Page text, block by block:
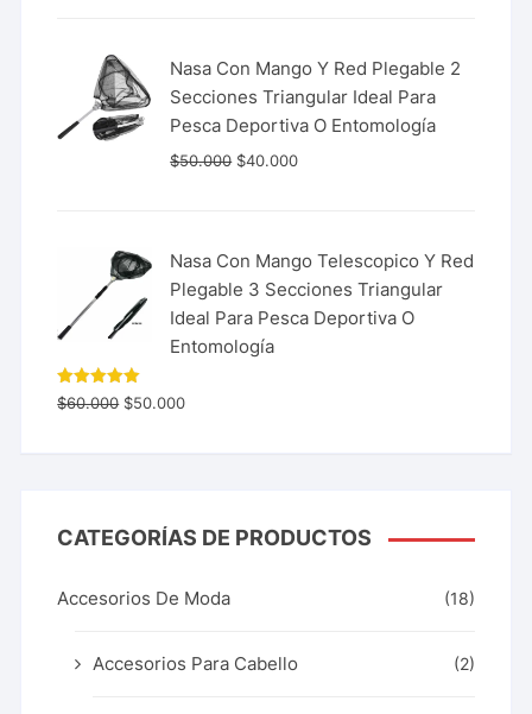
Nasa Con Mango Y Red Plegable 2
Secciones Triangular Ideal Para
Pesca Deportiva O Entomología
$50.000 $40.000
Nasa Con Mango Telescopico Y Red
Plegable 3 Secciones Triangular
Ideal Para Pesca Deportiva O
Entomología
Valorado
con 5.00
$60.000 $50.000
CATEGORÍAS DE PRODUCTOS
Accesorios De Moda (18)
Accesorios Para Cabello (2)